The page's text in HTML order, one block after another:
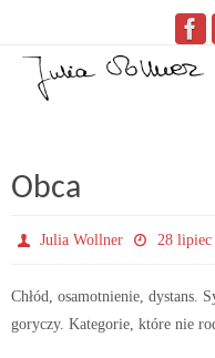
Obca
Julia Wollner 28 lipiec
Chłód, osamotnienie, dystans.
goryczy. Kategorie, które nie